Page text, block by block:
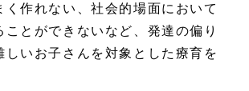
く作れない、社会的場面において
ことができないなど、発達の偏り
しいお子さんを対象とした療育を